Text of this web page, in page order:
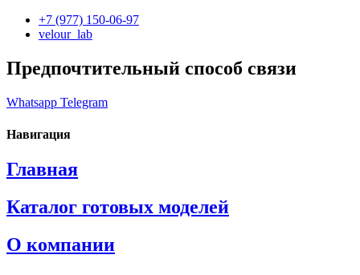
+7 (977) 150-06-97
velour_lab
Предпочтительный способ связи
Whatsapp Telegram
Навигация
Главная
Каталог готовых моделей
О компании